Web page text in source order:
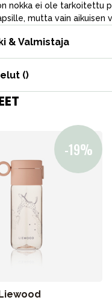
nokka ei ole tarkoitettu
mutta vain aikuisen
& Valmistaja
()